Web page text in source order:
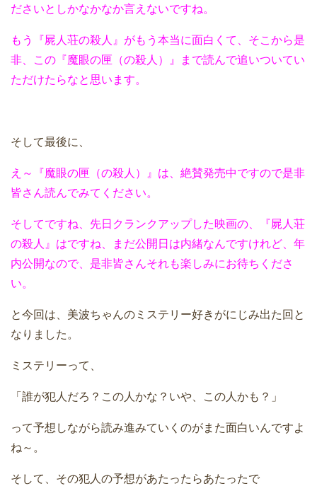
ださいとしかなかなか言えないですね。
もう『屍人荘の殺人』がもう本当に面白くて、そこから是
非、この『魔眼の匣（の殺人）』まで読んで追いついてい
ただけたらなと思います。
そして最後に、
え～『魔眼の匣（の殺人）』は、絶賛発売中ですので是非
皆さん読んでみてください。
そしてですね、先日クランクアップした映画の、『屍人荘
の殺人』はですね、まだ公開日は内緒なんですけれど、年
内公開なので、是非皆さんそれも楽しみにお待ちくださ
い。
と今回は、美波ちゃんのミステリー好きがにじみ出た回と
なりました。
ミステリーって、
「誰が犯人だろ？この人かな？いや、この人かも？」
って予想しながら読み進みていくのがまた面白いんですよ
ね～。
そして、その犯人の予想があたったらあたったで